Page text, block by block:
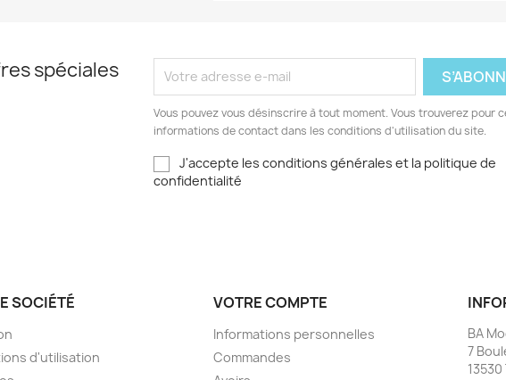
spéciales
Vous pouvez vous désinscrire à tout moment. Vous trouverez pour
informations de contact dans les conditions d'utilisation du site.
J'accepte les conditions générales et la politique de
confidentialité
SOCIÉTÉ
d'utilisation
VOTRE COMPTE
Informations personnelles
Commandes
BA
7
13530